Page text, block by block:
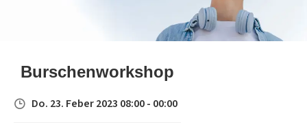
Burschenworkshop
Do. 23. Feber 2023 08:00 - 00:00